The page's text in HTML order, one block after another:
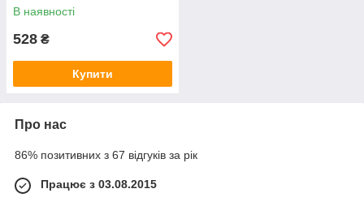
В наявності
528 ₴
Купити
Про нас
86% позитивних з 67 відгуків за рік
Працює з 03.08.2015